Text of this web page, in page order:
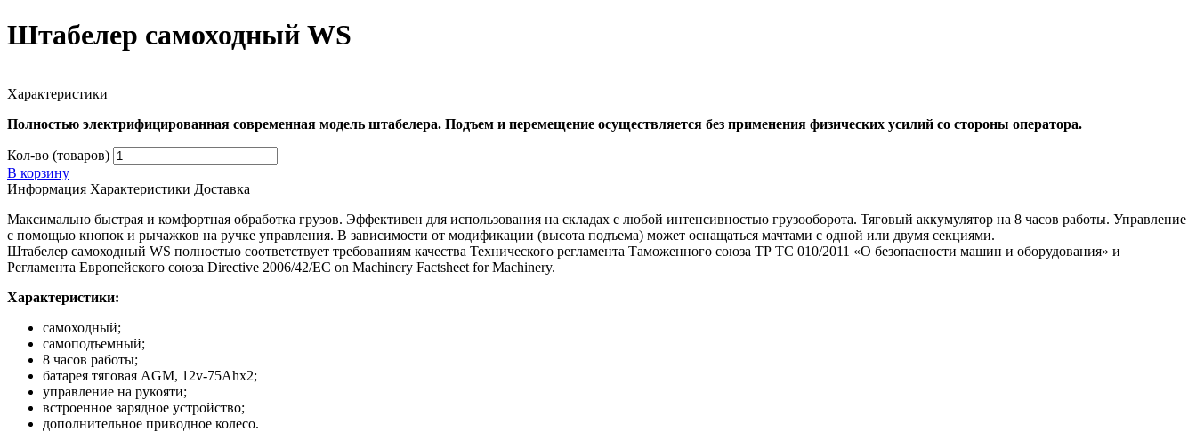
Штабелер самоходный WS
Характеристики
Полностью электрифицированная современная модель штабелера. Подъем и перемещение осуществляется без применения физических усилий со стороны оператора.
Кол-во (товаров)
В корзину
Информация Характеристики Доставка
Максимально быстрая и комфортная обработка грузов. Эффективен для использования на складах с любой интенсивностью грузооборота. Тяговый аккумулятор на 8 часов работы. Управление
с помощью кнопок и рычажков на ручке управления. В зависимости от модификации (высота подъема) может оснащаться мачтами с одной или двумя секциями.
Штабелер самоходный WS полностью соответствует требованиям качества Технического регламента Таможенного союза ТР ТС 010/2011 «О безопасности машин и оборудования» и
Регламента Европейского союза Directive 2006/42/EC on Machinery Factsheet for Machinery.
Характеристики:
самоходный;
самоподъемный;
8 часов работы;
батарея тяговая AGM, 12v-75Ahx2;
управление на рукояти;
встроенное зарядное устройство;
дополнительное приводное колесо.